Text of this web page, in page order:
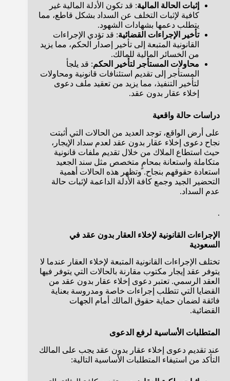
إثبات الحالة المالية: قد تكون الأدلة المالية غير
كافية لإثبات التخلف عن السداد بشكل قاطع، مما
يتطلب دعمها بشهادات الشهود.
تأخير الإجراءات القضائية: قد تؤدي الإجراءات
القانونية المتبعة إلى تأخير إصدار الحكم، مما يزيد
من الخسائر المالية للمالك.
محاولات المستأجر لتأخير الحكم: قد يلجأ
المستأجر إلى تقديم استئنافات قانونية ومحاولات
لتأخير التنفيذ، مما يزيد من تعقيد ملف دعوى
إخلاء عقار بدون عقد.
دراسات حالة واقعية
على أرض الواقع، توجد العديد من الحالات التي أثبتت
نجاح دعوى إخلاء عقار بدون عقد لعدم سداد الإيجار،
حيث استطاع الملاك من خلال تقديم ملفات قانونية
متكاملة واستعانة بمحامٍ متخصص مثل سند الجعيد
استعادة حقوقهم بنجاح. وتظهر هذه الحالات أهمية
التحضير الجيد وجمع كافة الأدلة الداعمة لإثبات حالة
عدم السداد.
.
الإجراءات القانونية لإخلاء العقار بدون عقد في
السعودية
تختلف الإجراءات القانونية المتبعة لإخلاء العقار عندما لا
يتوفر عقد إيجار مكتوب مقارنة بالحالات التي يتوفر فيها
العقد الرسمي. تعتبر دعوى إخلاء عقار بدون عقد من
القضايا التي تتطلب إجراءات خاصة ومدروسة بعناية
فائقة لضمان حماية حقوق المالك أمام الجهات
القضائية.
المتطلبات الأساسية لرفع الدعوى
عند تقديم دعوى إخلاء عقار بدون عقد يجب على المالك
التأكد من استيفاء المتطلبات الأساسية التالية: